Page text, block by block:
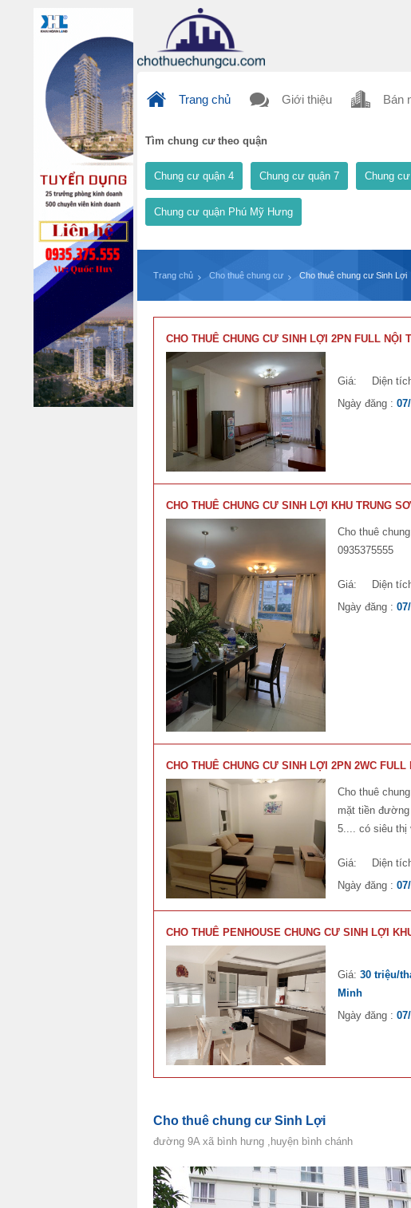
Trang chủ Giới thiệu Bán
Tìm chung cư theo quận
Chung cư quận 4 Chung cư quận 7 Chung
Chung cư quận Phú Mỹ Hưng
Trang chủ Cho thuê chung cư Cho thuê chung cư Sinh Lợi
CHO THUÊ CHUNG CƯ SINH LỢI 2PN FULL NỘI
Giá: Diện
Ngày đăng :
CHO THUÊ CHUNG CƯ SINH LỢI KHU TRUNG
Cho thuê
0935375555
Giá: Diện
Ngày đăng :
CHO THUÊ CHUNG CƯ SINH LỢI 2PN 2WC FULL
Cho thuê
mặt tiền
5.... có siêu thị
Giá: Diện
Ngày đăng :
CHO THUÊ PENHOUSE CHUNG CƯ SINH LỢI
Giá: 30 triệu/
Minh
Ngày đăng :
Cho thuê chung cư Sinh Lợi
đường 9A xã bình hưng ,huyện bình chánh